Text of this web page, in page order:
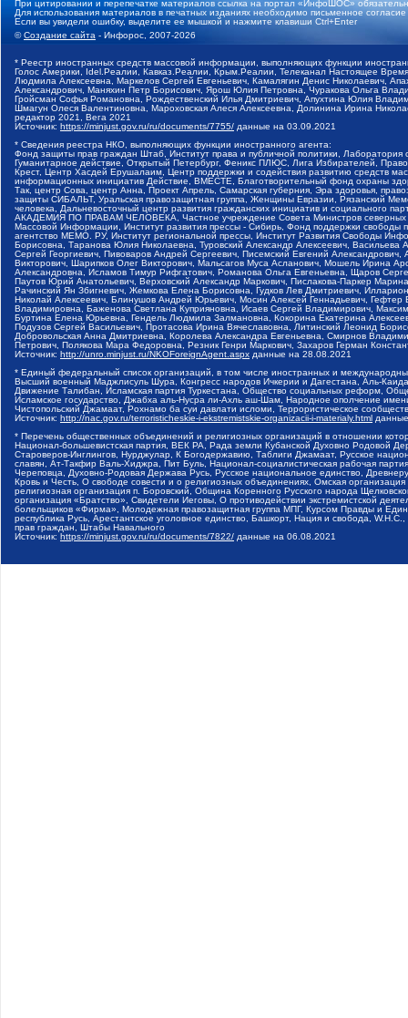
При цитировании и перепечатке материалов ссылка на портал «ИнфоШОС»
Для использования материалов в печатных изданиях необходимо письменное
Если вы увидели ошибку, выделите ее мышкой и нажмите клавиши Ctrl+Enter
©Создание сайта - Инфорос, 2007-2026
* Реестр иностранных средств массовой информации, выполняющих функции
Голос Америки, Idel.Реалии, Кавказ.Реалии, Крым.Реалии, Телеканал Настоящее
Людмила Алексеевна, Маркелов Сергей Евгеньевич, Камалягин Денис Николаевич,
Александрович, Маняхин Петр Борисович, Ярош Юлия Петровна, Чуракова Ольга
Гройсман Софья Романовна, Рождественский Илья Дмитриевич, Апухтина Юлия
Шмагун Олеся Валентиновна, Мароховская Алеся Алексеевна, Долинина Ирина
редактор 2021, Вега 2021
Источник: https://minjust.gov.ru/ru/documents/7755/ данные на 03.09.2021
* Сведения реестра НКО, выполняющих функции иностранного агента:
Фонд защиты прав граждан Штаб, Институт права и публичной политики,
Гуманитарное действие, Открытый Петербург, Феникс ПЛЮС, Лига Избирателей,
Крест, Центр Хасдей Ерушалаим, Центр поддержки и содействия развитию средств
информационных инициатив Действие, ВМЕСТЕ, Благотворительный фонд охраны
Так, центр Сова, центр Анна, Проект Апрель, Самарская губерния, Эра здоровья,
защиты СИБАЛЬТ, Уральская правозащитная группа, Женщины Евразии, Рязанский
человека, Дальневосточный центр развития гражданских инициатив и социального
АКАДЕМИЯ ПО ПРАВАМ ЧЕЛОВЕКА, Частное учреждение Совета Министров северных
Массовой Информации, Институт развития прессы - Сибирь, Фонд поддержки
агентство МЕМО. РУ, Институт региональной прессы, Институт Развития Свободы
Борисовна, Таранова Юлия Николаевна, Туровский Александр Алексеевич,
Сергей Георгиевич, Пивоваров Андрей Сергеевич, Писемский Евгений
Викторович, Шарипков Олег Викторович, Мальсагов Муса Асланович, Мошель Ирина
Александровна, Исламов Тимур Рифгатович, Романова Ольга Евгеньевна, Щаров
Паутов Юрий Анатольевич, Верховский Александр Маркович, Пислакова-Паркер
Рачинский Ян Збигневич, Жемкова Елена Борисовна, Гудков Лев Дмитриевич,
Николай Алексеевич, Блинушов Андрей Юрьевич, Мосин Алексей Геннадьевич,
Владимировна, Баженова Светлана Куприяновна, Исаев Сергей Владимирович,
Буртина Елена Юрьевна, Гендель Людмила Залмановна, Кокорина Екатерина
Подузов Сергей Васильевич, Протасова Ирина Вячеславовна, Литинский Леонид
Добровольская Анна Дмитриевна, Королева Александра Евгеньевна, Смирнов
Петрович, Полякова Мара Федоровна, Резник Генри Маркович, Захаров Герман
Источник: http://unro.minjust.ru/NKOForeignAgent.aspx данные на 28.08.2021
* Единый федеральный список организаций, в том числе иностранных и
Высший военный Маджлисуль Шура, Конгресс народов Ичкерии и Дагестана, Аль-
Движение Талибан, Исламская партия Туркестана, Общество социальных реформ,
Исламское государство, Джабха аль-Нусра ли-Ахль аш-Шам, Народное ополчение
Чистопольский Джамаат, Рохнамо ба суи давлати исломи, Террористическое
Источник: http://nac.gov.ru/terroristicheskie-i-ekstremistskie-organizacii-i-materialy.html
* Перечень общественных объединений и религиозных организаций в отношении
Национал-большевистская партия, ВЕК РА, Рада земли Кубанской Духовно Родовой
Староверов-Инглингов, Нурджулар, К Богодержавию, Таблиги Джамаат, Русское
славян, Ат-Такфир Валь-Хиджра, Пит Буль, Национал-социалистическая рабочая
Череповца, Духовно-Родовая Держава Русь, Русское национальное единство,
Кровь и Честь, О свободе совести и о религиозных объединениях, Омская
религиозная организация п. Боровский, Община Коренного Русского народа
организация «Братство», Свидетели Иеговы, О противодействии экстремистской
болельщиков «Фирма», Молодежная правозащитная группа МПГ, Курсом Правды и
республика Русь, Арестантское уголовное единство, Башкорт, Нация и свобода,
прав граждан, Штабы Навального
Источник: https://minjust.gov.ru/ru/documents/7822/ данные на 06.08.2021